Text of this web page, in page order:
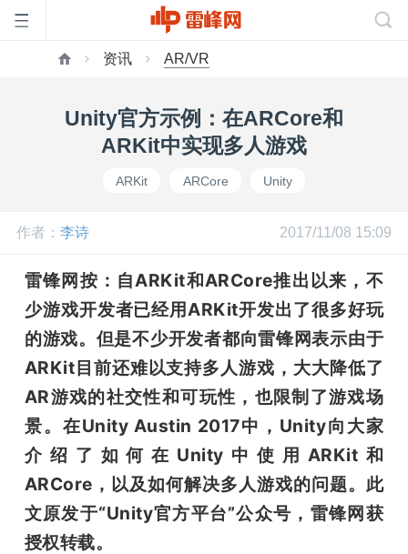
网
开
课
活
资讯 AR/VR
Unity官方示例：在ARCore和
ARKit中实现多人游戏
ARKit ARCore Unity
作者： 李诗 2017/11/08 15:09
雷锋网按：自ARKit和ARCore推出以来，不
少游戏开发者已经用ARKit开发出了很多好玩
的游戏。但是不少开发者都向雷锋网表示由于
ARKit目前还难以支持多人游戏，大大降低了
AR游戏的社交性和可玩性，也限制了游戏场
景。在Unity Austin 2017中，Unity向大家
介绍了如何在Unity中使用ARKit和
ARCore，以及如何解决多人游戏的问题。此
文原发于“Unity官方平台”公众号，雷锋网获
授权转载。